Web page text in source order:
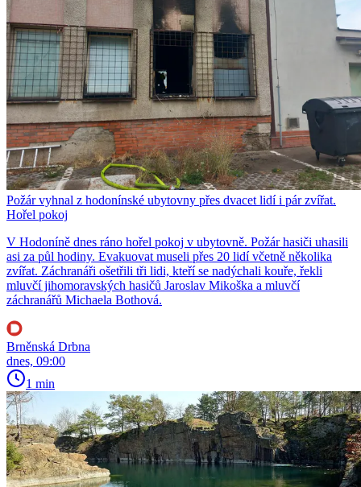
Požár vyhnal z hodonínské ubytovny přes dvacet lidí i pár zvířat.
Hořel pokoj
V Hodoníně dnes ráno hořel pokoj v ubytovně. Požár hasiči uhasili
asi za půl hodiny. Evakuovat museli přes 20 lidí včetně několika
zvířat. Záchranáři ošetřili tři lidi, kteří se nadýchali kouře, řekli
mluvčí jihomoravských hasičů Jaroslav Mikoška a mluvčí
záchranářů Michaela Bothová.
Brněnská Drbna
dnes, 09:00
1 min